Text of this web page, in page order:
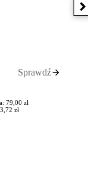
Sprawdź
79,00 zł
zł